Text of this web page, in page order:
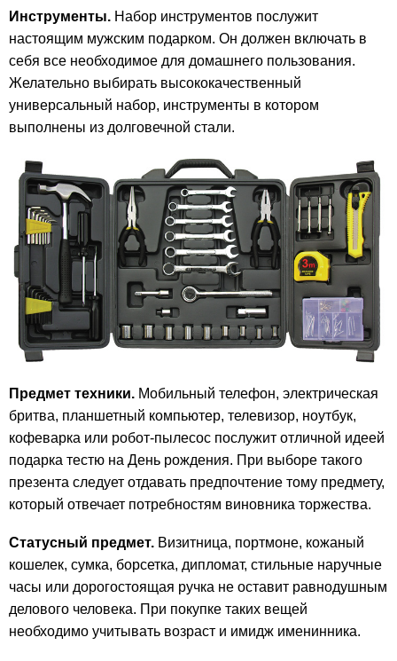
Инструменты. Набор инструментов послужит
настоящим мужским подарком. Он должен включать в
себя все необходимое для домашнего пользования.
Желательно выбирать высококачественный
универсальный набор, инструменты в котором
выполнены из долговечной стали.
Предмет техники. Мобильный телефон, электрическая
бритва, планшетный компьютер, телевизор, ноутбук,
кофеварка или робот-пылесос послужит отличной идеей
подарка тестю на День рождения. При выборе такого
презента следует отдавать предпочтение тому предмету,
который отвечает потребностям виновника торжества.
Статусный предмет. Визитница, портмоне, кожаный
кошелек, сумка, борсетка, дипломат, стильные наручные
часы или дорогостоящая ручка не оставит равнодушным
делового человека. При покупке таких вещей
необходимо учитывать возраст и имидж именинника.